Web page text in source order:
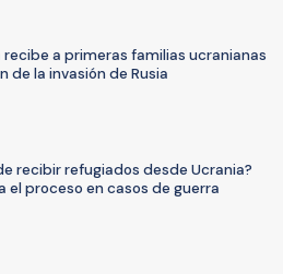
a primeras familias ucranianas
de la invasión de Rusia
recibir refugiados desde Ucrania?
el proceso en casos de guerra